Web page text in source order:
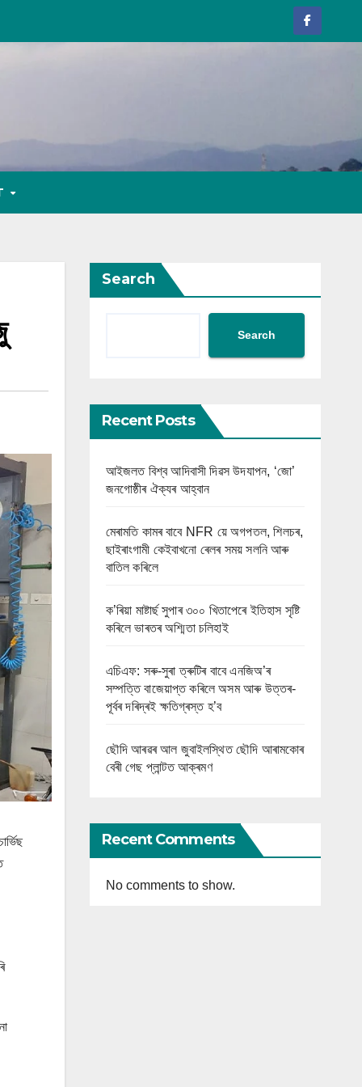
Search
Search
Recent Posts
আইজলত বিশ্ব আদিবাসী দিৱস উদযাপন, ‘জো’
জনগোষ্ঠীৰ ঐক্যৰ আহ্বান
মেৰামতি কামৰ বাবে NFR য়ে অগপতল, শিলচৰ,
ছাইৰাংগামী কেইবাখনো ৰেলৰ সময় সলনি আৰু
বাতিল কৰিলে
ক’ৰিয়া মাষ্টাৰ্ছ সুপাৰ ৩০০ খিতাপেৰে ইতিহাস সৃষ্টি
কৰিলে ভাৰতৰ অশ্মিতা চলিহাই
এচিএফ: সৰু-সুৰা ত্ৰুটিৰ বাবে এনজিঅ’ৰ
সম্পত্তি বাজেয়াপ্ত কৰিলে অসম আৰু উত্তৰ-
পূৰ্বৰ দৰিদ্ৰই ক্ষতিগ্ৰস্ত হ’ব
ছৌদি আৰৱৰ আল জুবাইলস্থিত ছৌদি আৰামকোৰ
বেৰী গেছ প্লান্টত আক্ৰমণ
Recent Comments
No comments to show.